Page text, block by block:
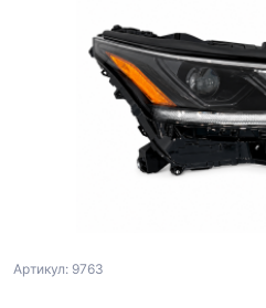
Артикул: 9763